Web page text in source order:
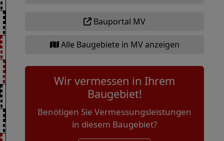
Bauportal MV
Alle Baugebiete in MV anzeigen
Wir vermessen in Ihrem
Baugebiet!
Benötigen Sie Vermessungsleistungen
in diesem Baugebiet?